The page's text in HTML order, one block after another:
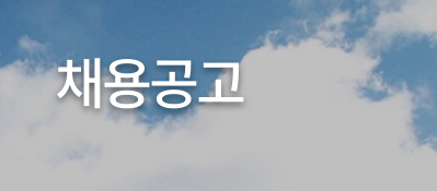
채용정보
채용공고